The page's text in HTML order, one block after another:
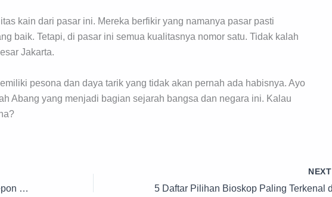
kain dari pasar ini. Mereka berfikir yang namanya pasar pasti
baik. Tetapi, di pasar ini semua kualitasnya nomor satu. Tidak kalah
Jakarta.
pesona dan daya tarik yang tidak akan pernah ada habisnya. Ayo
Abang yang menjadi bagian sejarah bangsa dan negara ini. Kalau
Ini Dia Informasi Tentang Nomor Telepon dan Jadwal Praktek Dokter Kulit di Garut, Simak Ya
NEXT